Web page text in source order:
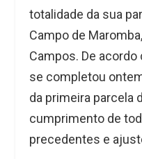
totalidade da sua
Campo de
Campos. De
se completou
da primeira parcela
cumprimento de
precedentes e